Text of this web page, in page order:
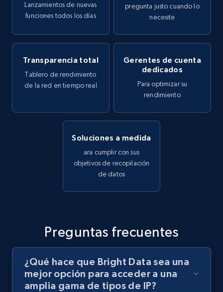
Lanzamientos de nuevas
funciones todos los días
pregunta justo cuando lo
necesite
Transparencia total
Tablero de rendimiento
de la red en tiempo real
Gerentes de cuenta
dedicados
Para optimizar su
rendimiento
Soluciones a medida
ara cumplir con sus
objetivos de recopilación
de datos
Preguntas frecuentes
¿Qué hace que Bright Data sea una
mejor opción para acceder a una
amplia gama de tipos de IP?